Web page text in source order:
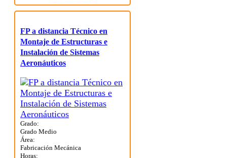
FP a distancia Técnico en
Montaje de Estructuras e
Instalación de Sistemas
Aeronáuticos
Grado:
Grado Medio
Área:
Fabricación Mecánica
Horas: